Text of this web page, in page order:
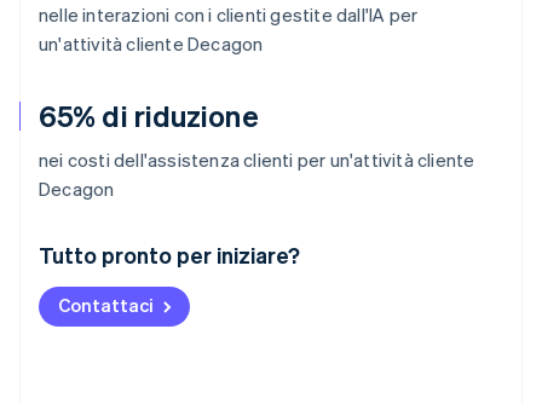
nelle interazioni con i clienti gestite dall'IA per
un'attività cliente Decagon
65% di riduzione
nei costi dell'assistenza clienti per un'attività cliente
Decagon
Tutto pronto per iniziare?
Contattaci
Australia
English
Austria
DeutschEnglish